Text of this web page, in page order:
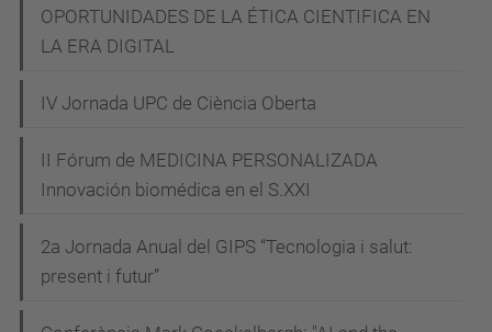
04-
30T19:30:00+02:00
OPORTUNIDADES DE LA ÉTICA CIENTIFICA EN
LA ERA DIGITAL
IV Jornada UPC de Ciència Oberta
II Fórum de MEDICINA PERSONALIZADA
Innovación biomédica en el S.XXI
2a Jornada Anual del GIPS “Tecnologia i salut:
present i futur”